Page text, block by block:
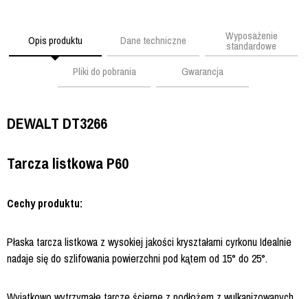
Opis produktu Dane techniczne Wyposażenie
standardowe
Pliki do pobrania
Gwarancja
DEWALT DT3266
Tarcza listkowa P60
Cechy produktu:
Płaska tarcza listkowa z wysokiej jakości kryształami cyrkonu Idealnie
nadaje się do szlifowania powierzchni pod kątem od 15° do 25°.